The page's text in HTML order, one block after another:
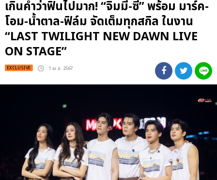
เกินคำว่าฟินไปมาก! “จิมมี่-ซี” พร้อม มาร์ค-
โอม-น้ำตาล-ฟิล์ม จัดเต็มทุกสกิล ในงาน
“LAST TWILIGHT NEW DAWN LIVE
ON STAGE”
EXCLUSIVE : 1 เม.ย. 2567